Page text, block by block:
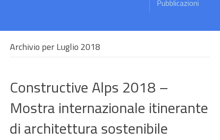
Pubblicazioni
Archivio per Luglio 2018
Constructive Alps 2018 –
Mostra internazionale itinerante
di architettura sostenibile